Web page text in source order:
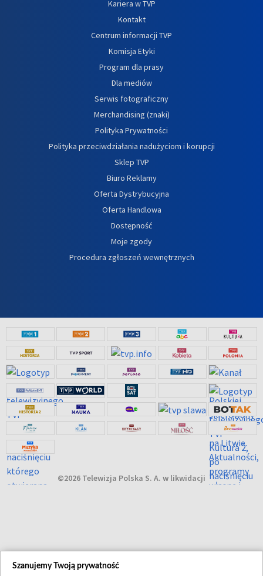
Kariera w TVP
Kontakt
Centrum informacji TVP
Komisja Etyki
Program dla prasy
Dla mediów
Serwis fotograficzny
Merchandising (znaki)
Polityka Prywatności
Polityka przeciwdziałania nadużyciom i korupcji
Sklep TVP
Biuro Reklamy
Oferta Dystrybucyjna
Oferta Handlowa
Dostępność
Moje zgody
Procedura zgłoszeń wewnętrznych
©2026 Telewizja Polska S. A. w likwidacji
Szanujemy Twoją prywatność